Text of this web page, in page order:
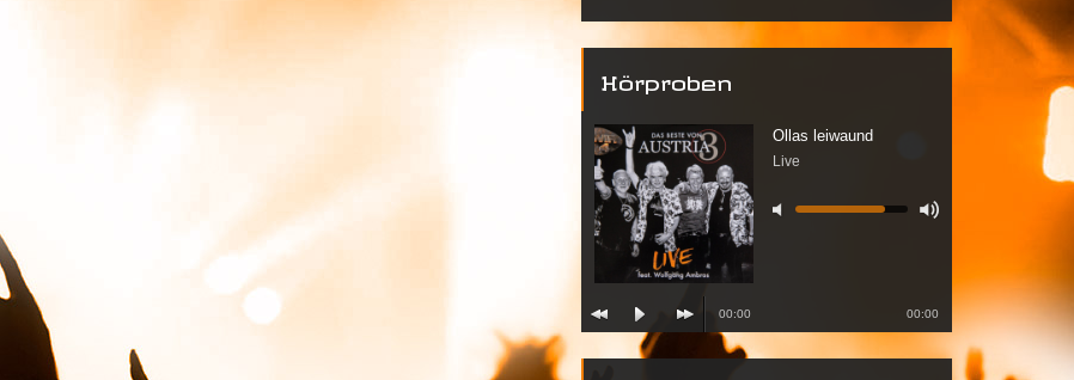
Hörproben
Ollas leiwaund
Live
00:00 00:00